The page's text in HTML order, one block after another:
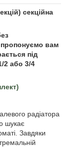
секційна
пропонуємо вам
під
2 або 3/4
радіатора
шукає
Завдяки